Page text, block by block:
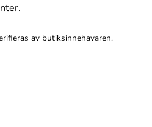
av butiksinnehavaren.